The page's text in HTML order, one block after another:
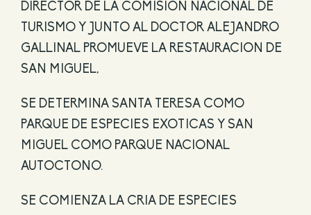
DIRECTOR DE LA COMISION NACIONAL DE
TURISMO Y JUNTO AL DOCTOR ALEJANDRO
GALLINAL PROMUEVE LA RESTAURACION DE
SAN MIGUEL,
SE DETERMINA SANTA TERESA COMO
PARQUE DE ESPECIES EXOTICAS Y SAN
MIGUEL COMO PARQUE NACIONAL
AUTOCTONO.
SE COMIENZA LA CRIA DE ESPECIES